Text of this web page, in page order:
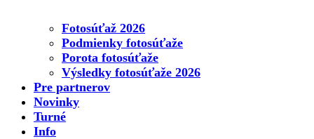
Fotosúťaž 2026
Podmienky fotosúťaže
Porota fotosúťaže
Výsledky fotosúťaže 2026
Pre partnerov
Novinky
Turné
Info